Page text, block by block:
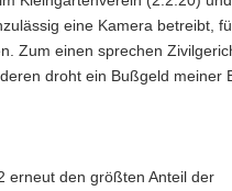
eine Kamera betreibt,
Zum einen sprechen
droht ein Bußgeld meiner
erneut den größten Anteil der